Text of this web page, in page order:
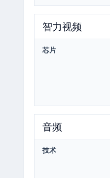
智力视频
芯片
音频
技术